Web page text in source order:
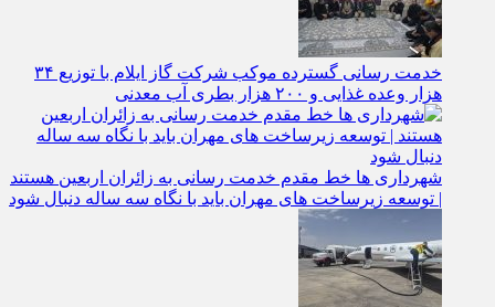
خدمت رسانی گسترده موکب شرکت گاز ایلام با توزیع ۳۴
هزار وعده غذایی و ۲۰۰ هزار بطری آب معدنی
شهرداری‌ ها خط مقدم خدمت ‌رسانی به زائران اربعین هستند
| توسعه زیرساخت ‌های مهران باید با نگاه سه‌ ساله دنبال شود